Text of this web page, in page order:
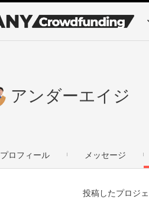
アンダーエイジ
プロフィール メッセージ
投稿したプロジ